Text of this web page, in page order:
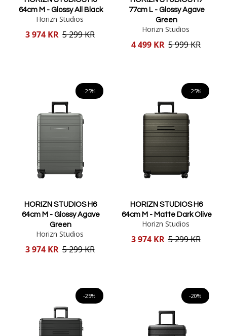
64cm M - Glossy All Black
Horizn Studios
Reducerat
3 974 KR 5 299 KR
77cm L - Glossy Agave
Green
Horizn Studios
Reducerat
4 499 KR 5 999 KR
-25%
HORIZN STUDIOS H6
64cm M - Glossy Agave
Green
Horizn Studios
Reducerat
3 974 KR 5 299 KR
-25%
HORIZN STUDIOS H6
64cm M - Matte Dark Olive
Horizn Studios
Reducerat
3 974 KR 5 299 KR
-25% -20%